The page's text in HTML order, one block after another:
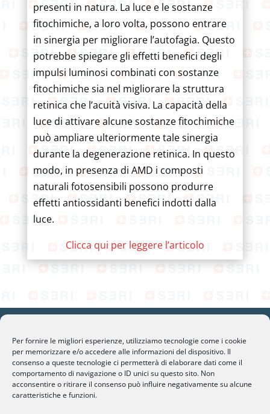
Per fornire le migliori esperienze, utilizziamo tecnologie come i cookie
per memorizzare e/o accedere alle informazioni del dispositivo. Il
consenso a queste tecnologie ci permetterà di elaborare dati come il
comportamento di navigazione o ID unici su questo sito. Non
acconsentire o ritirare il consenso può influire negativamente su alcune
caratteristiche e funzioni.
presenti in natura. La luce e le sostanze
fitochimiche, a loro volta, possono entrare
in sinergia per migliorare l’autofagia. Questo
potrebbe spiegare gli effetti benefici degli
impulsi luminosi combinati con sostanze
fitochimiche sia nel migliorare la struttura
retinica che l’acuità visiva. La capacità della
luce di attivare alcune sostanze fitochimiche
può ampliare ulteriormente tale sinergia
durante la degenerazione retinica. In questo
modo, in presenza di AMD i composti
naturali fotosensibili possono produrre
effetti antiossidanti benefici indotti dalla
luce.
Clicca qui per leggere l’articolo
SERI Lugano
Palazzo Mantegazza (9° Piano)
CH-6900 Lugano – Paradiso